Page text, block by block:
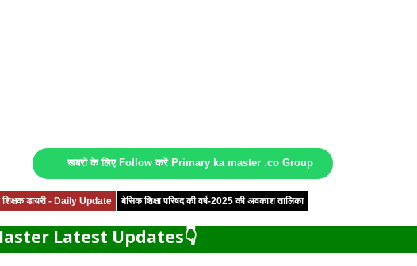
खबरों के लिए Follow करें Primary ka master .co Group
डायरी - Daily Update बेसिक शिक्षा परिषद की वर्ष-2025 की अवकाश तालिका
Latest Updates👇